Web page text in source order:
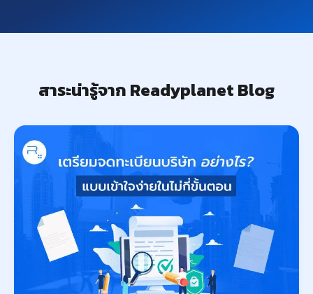
สาระน่ารู้จาก Readyplanet Blog